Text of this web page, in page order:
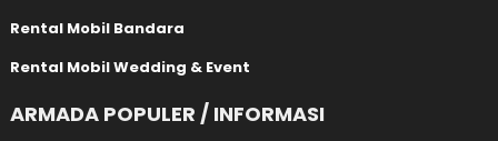
Rental Mobil Bandara
Rental Mobil Wedding & Event
ARMADA POPULER / INFORMASI